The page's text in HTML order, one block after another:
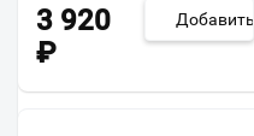
3 920
₽
Добавить